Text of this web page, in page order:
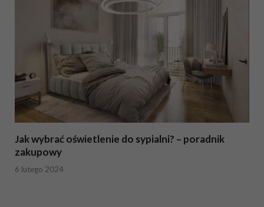
Jak wybrać oświetlenie do sypialni? – poradnik
zakupowy
6 lutego 2024